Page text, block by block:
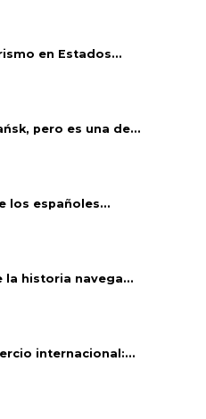
en Estados...
pero es una de...
los españoles...
la historia navega...
internacional:...